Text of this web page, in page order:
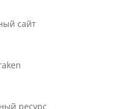
сайт
ресурс